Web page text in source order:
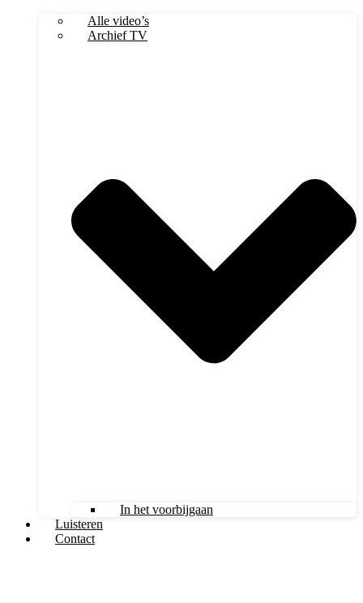
Alle video’s
Archief TV
In het voorbijgaan
Luisteren
Contact